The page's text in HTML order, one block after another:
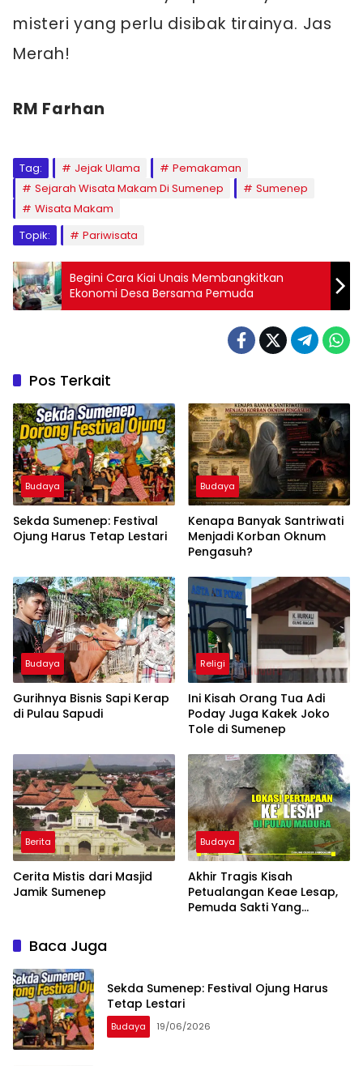
misteri yang perlu disibak tirainya. Jas
Merah!
RM Farhan
Tag: Jejak Ulama
Pemakaman
Sejarah Wisata Makam Di Sumenep
Sumenep
Wisata Makam
Topik:
Pariwisata
Begini Cara Kiai Unais Membangkitkan
Ekonomi Desa Bersama Pemuda
Pos Terkait
Budaya
Sekda Sumenep: Festival
Ojung Harus Tetap Lestari
Budaya
Kenapa Banyak Santriwati
Menjadi Korban Oknum
Pengasuh?
Budaya
Gurihnya Bisnis Sapi Kerap
di Pulau Sapudi
Religi
Ini Kisah Orang Tua Adi
Poday Juga Kakek Joko
Tole di Sumenep
Berita
Cerita Mistis dari Masjid
Jamik Sumenep
Budaya
Akhir Tragis Kisah
Petualangan Keae Lesap,
Pemuda Sakti Yang
Baca Juga
Sekda Sumenep: Festival Ojung Harus
Tetap Lestari
Budaya 19/06/2026